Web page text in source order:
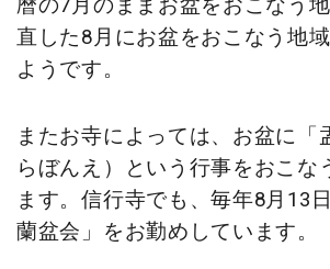
暦の7月のままお盆をおこなう
直した8月にお盆をおこなう地
ようです。
またお寺によっては、お盆に「
らぼんえ）という行事をおこな
ます。信行寺でも、毎年8月13
蘭盆会」をお勤めしています。